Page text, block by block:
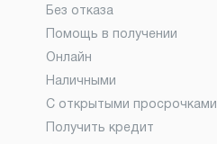
Без отказа
Помощь в получении
Онлайн
Наличными
С открытыми просрочками
Получить кредит